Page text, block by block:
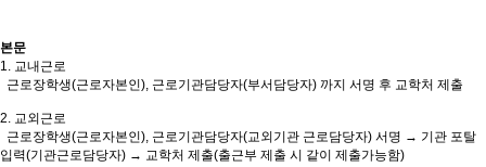
본문
1. 교내근로
근로장학생(근로자본인), 근로기관담당자(부서담당자) 까지 서명 후 교학처 제출
2. 교외근로
근로장학생(근로자본인), 근로기관담당자(교외기관 근로담당자) 서명 → 기관 포탈
입력(기관근로담당자) → 교학처 제출(출근부 제출 시 같이 제출가능함)